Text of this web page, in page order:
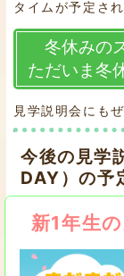
タイムが予定さ
冬休みの
ただいま冬
見学説明会にも
今後の見学
DAY）の予
新1年生